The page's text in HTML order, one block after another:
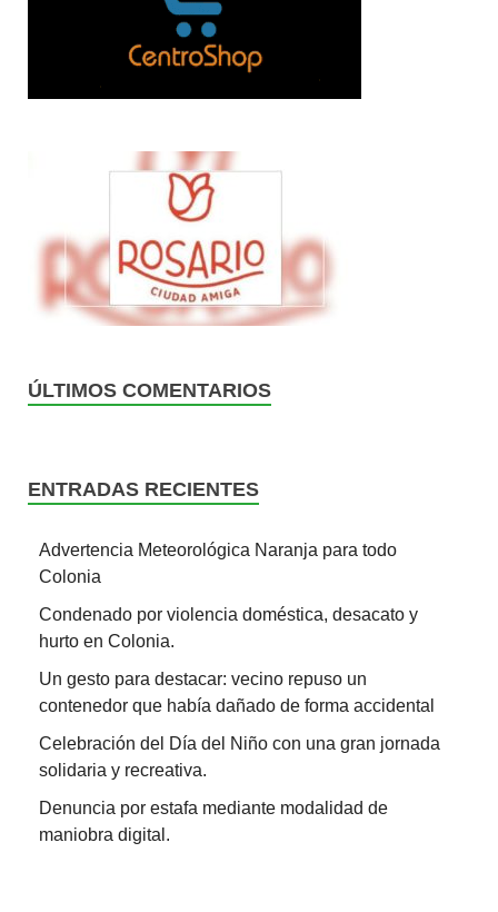
ÚLTIMOS COMENTARIOS
ENTRADAS RECIENTES
Advertencia Meteorológica Naranja para todo
Colonia
Condenado por violencia doméstica, desacato y
hurto en Colonia.
Un gesto para destacar: vecino repuso un
contenedor que había dañado de forma accidental
Celebración del Día del Niño con una gran jornada
solidaria y recreativa.
Denuncia por estafa mediante modalidad de
maniobra digital.